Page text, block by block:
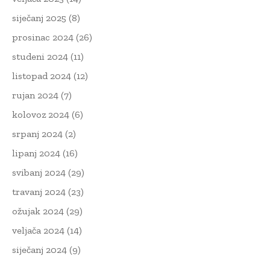
siječanj 2025 (8)
prosinac 2024 (26)
studeni 2024 (11)
listopad 2024 (12)
rujan 2024 (7)
kolovoz 2024 (6)
srpanj 2024 (2)
lipanj 2024 (16)
svibanj 2024 (29)
travanj 2024 (23)
ožujak 2024 (29)
veljača 2024 (14)
siječanj 2024 (9)